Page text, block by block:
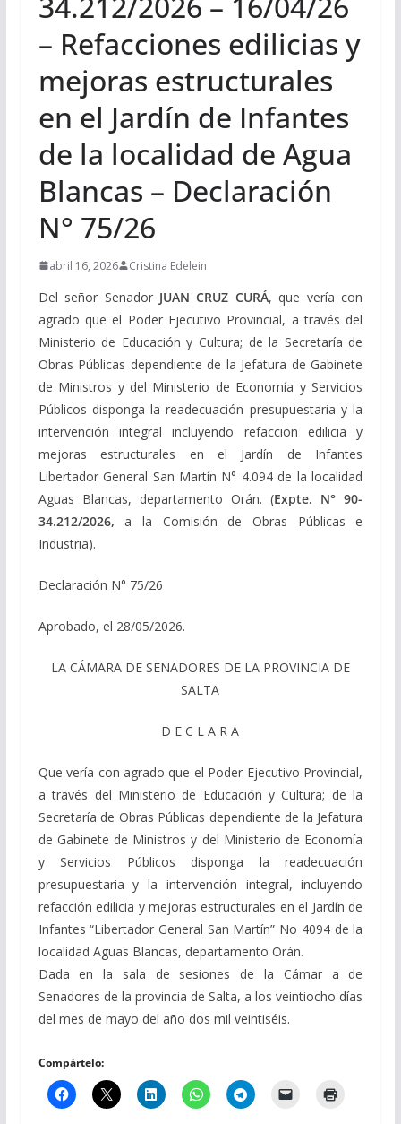
– Refacciones edilicias y
mejoras estructurales
en el Jardín de Infantes
de la localidad de Agua
Blancas – Declaración
N° 75/26
abril 16, 2026 Cristina Edelein
Del señor SenadorJUAN CRUZ CURÁ, que vería con
agrado que el Poder Ejecutivo Provincial, a través del
Ministerio de Educación y Cultura; de la Secretaría de
Obras Públicas dependiente de la Jefatura de Gabinete
de Ministros y del Ministerio de Economía y Servicios
Públicos disponga la readecuación presupuestaria y la
intervención integral incluyendo refaccion edilicia y
mejoras estructurales en el Jardín de Infantes
Libertador General San Martín N° 4.094 de la localidad
Aguas Blancas, departamento Orán. (Expte. N° 90-
34.212/2026, a la Comisión de Obras Públicas e
Industria).
Declaración N° 75/26
Aprobado, el 28/05/2026.
LA CÁMARA DE SENADORES DE LA PROVINCIA DE
SALTA
D E C L A R A
Que vería con agrado que el Poder Ejecutivo Provincial,
a través del Ministerio de Educación y Cultura; de la
Secretaría de Obras Públicas dependiente de la Jefatura
de Gabinete de Ministros y del Ministerio de Economía
y Servicios Públicos disponga la readecuación
presupuestaria y la intervención integral, incluyendo
refacción edilicia y mejoras estructurales en el Jardín de
Infantes “Libertador General San Martín” No 4094 de la
localidad Aguas Blancas, departamento Orán.
Dada en la sala de sesiones de la Cámar a de
Senadores de la provincia de Salta, a los veintiocho días
del mes de mayo del año dos mil veintiséis.
Compártelo: